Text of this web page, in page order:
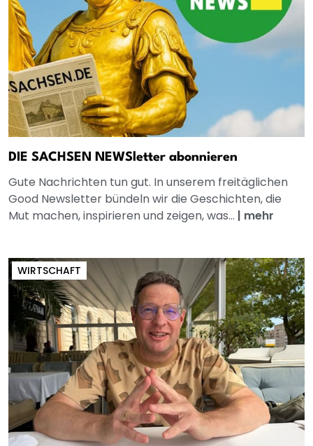
DIE SACHSEN NEWSletter abonnieren
Gute Nachrichten tun gut. In unserem freitäglichen
Good Newsletter bündeln wir die Geschichten, die
Mut machen, inspirieren und zeigen, was... | mehr
WIRTSCHAFT